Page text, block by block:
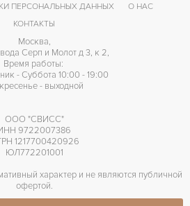
ПЕРСОНАЛЬНЫХ ДАННЫХ
О НАС
КОНТАКТЫ
Москва,
Серп и Молот д 3, к 2,
Время работы:
- Суббота 10:00 - 19:00
- выходной
ООО "СВИСС"
9722007386
1217700420926
ЮЛ772201001
характер и не являются публичной
офертой.